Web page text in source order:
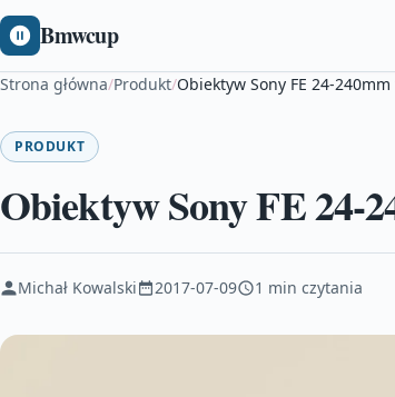
Bmwcup
Strona główna/Produkt/Obiektyw Sony FE 24-240mm
PRODUKT
Obiektyw Sony FE 24-
Michał Kowalski 2017-07-09 1 min czytania